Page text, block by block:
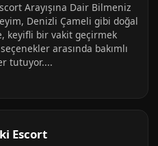
Arayışına Dair Bilmeniz
Denizli Çameli gibi doğal
keyifli bir vakit geçirmek
arasında bakımlı
tutuyor....
Escort